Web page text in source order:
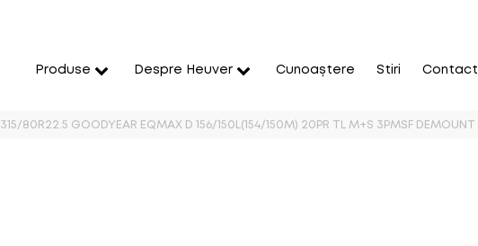
Produse Despre Heuver Cunoaștere Stiri Contact
315/80R22.5 GOODYEAR EQMAX D 156/150L(154/150M) 20PR TL M+S 3PMSF DEMOUNT